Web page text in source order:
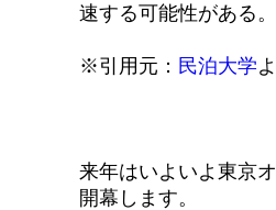
速する可能性がある。
※引用元： 民泊大学
来年はいよいよ東京
開幕します。